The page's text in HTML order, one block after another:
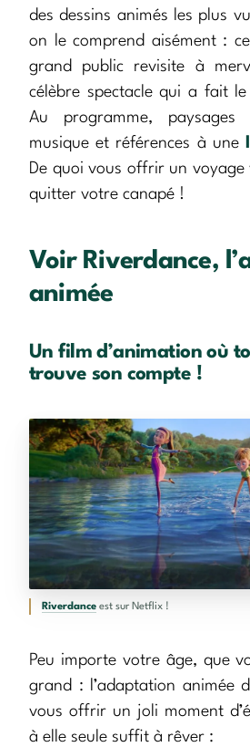
des dessins animés les plus
on le comprend aisément :
grand public revisite à
célèbre spectacle qui a fait
Au programme, paysages
musique et références à une
De quoi vous offrir un voyage
quitter votre canapé !
Voir Riverdance,
animée
Un film d’animation où
trouve son compte !
Riverdance est sur Netflix !
Peu importe votre âge, que
grand : l’adaptation animée
vous offrir un joli moment
à elle seule suffit à rêver :